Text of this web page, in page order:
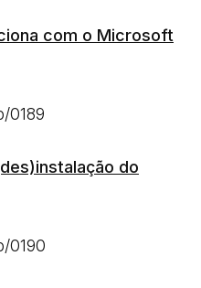
com o Microsoft
0189
do
0190